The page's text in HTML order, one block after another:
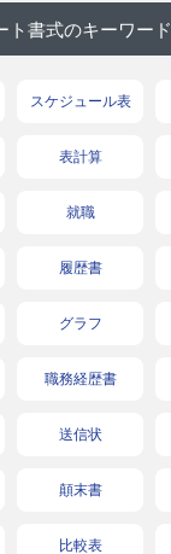
ト書式のキーワード
スケジュール表
表計算
就職
履歴書
グラフ
職務経歴書
送信状
顛末書
比較表